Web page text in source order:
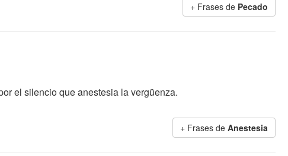
+ Frases de Pecado
el silencio que anestesia la vergüenza.
+ Frases de Anestesia